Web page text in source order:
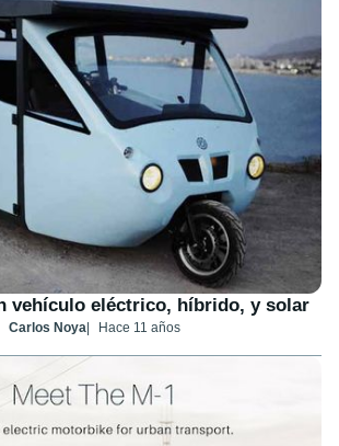
vehículo eléctrico, híbrido, y solar
Carlos Noya Hace 11 años